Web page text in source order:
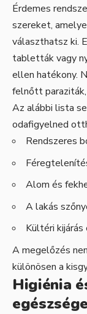
Érdemes
szereket,
választhatsz ki.
tabletták vagy
ellen hatékony.
felnőtt
Az alábbi lista
odafigyelned
Rendszeres
Alom és
A lakás
Kültéri
A megelőzés
különösen a
Higiénia